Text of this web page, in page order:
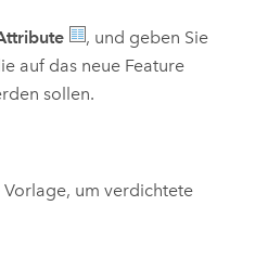
, und geben Sie
auf das neue Feature
sollen.
um verdichtete